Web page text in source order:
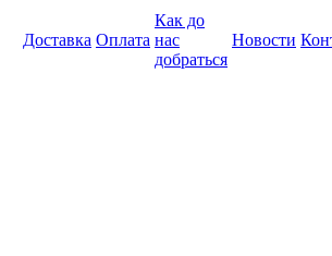
Доставка Оплата
Как до
нас
добраться
Новости